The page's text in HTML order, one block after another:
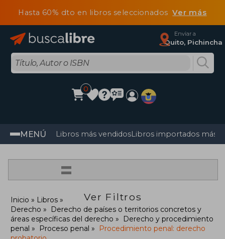
Hasta 60% dto en libros seleccionadosVer más
Enviar a
Quito, Pichincha
0
MENÚ Libros más vendidosLibros importados más
=
Ver Filtros
Inicio
Libros
Derecho
Derecho de países o territorios concretos y
áreas específicas del derecho
Derecho y procedimiento
penal
Proceso penal
Procedimiento penal: derecho